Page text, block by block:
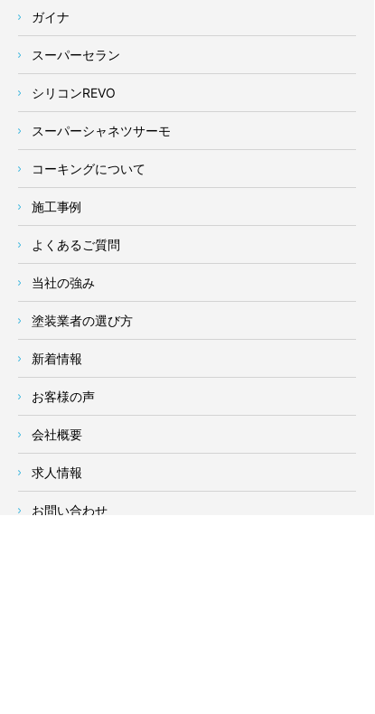
ガイナ
スーパーセラン
シリコンREVO
スーパーシャネツサーモ
コーキングについて
施工事例
よくあるご質問
当社の強み
塗装業者の選び方
新着情報
お客様の声
会社概要
求人情報
お問い合わせ